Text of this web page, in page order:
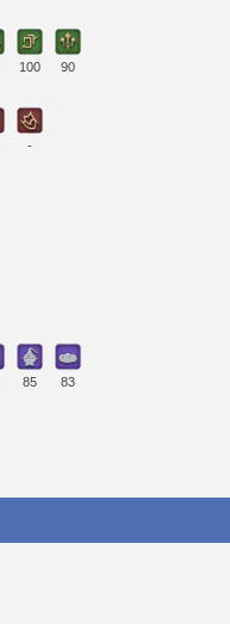
100 90
-
85 83